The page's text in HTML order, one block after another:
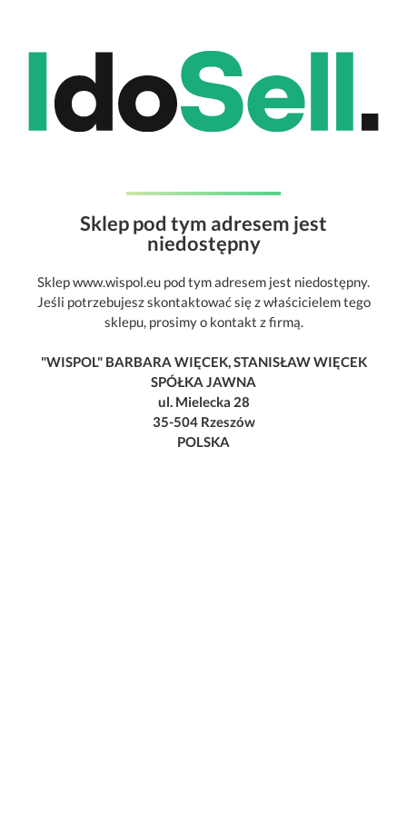
Sklep pod tym adresem jest
niedostępny
Sklep www.wispol.eu pod tym adresem jest niedostępny.
Jeśli potrzebujesz skontaktować się z właścicielem tego
sklepu, prosimy o kontakt z firmą.
"WISPOL" BARBARA WIĘCEK, STANISŁAW WIĘCEK
SPÓŁKA JAWNA
ul. Mielecka 28
35-504 Rzeszów
POLSKA